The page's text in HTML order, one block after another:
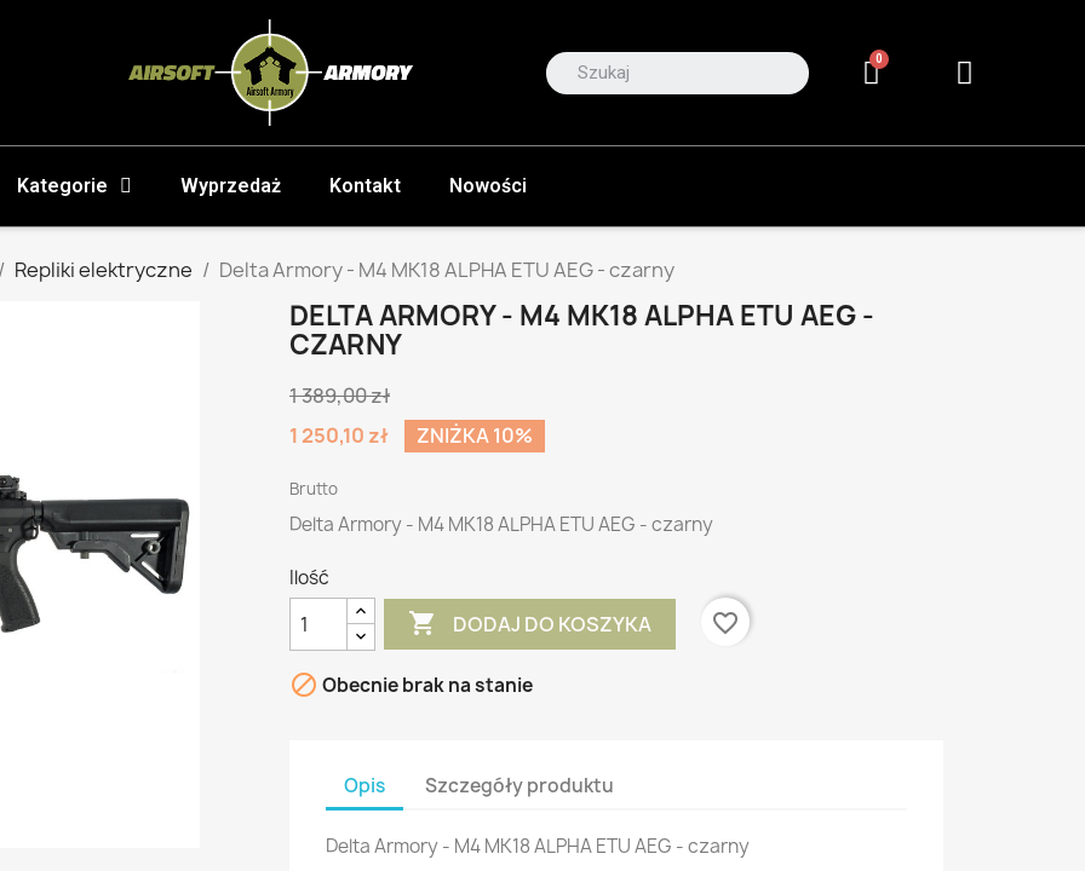
Kategorie Wyprzedaż Kontakt Nowości
Repliki elektryczne Delta Armory - M4 MK18 ALPHA ETU AEG - czarny
DELTA ARMORY - M4 MK18 ALPHA ETU AEG -
CZARNY
1 389,00 zł
1 250,10 zł
ZNIŻKA 10%
Brutto
Delta Armory - M4 MK18 ALPHA ETU AEG - czarny
Ilość
 DODAJ DO KOSZYKA favorite_border
 Obecnie brak na stanie
Opis Szczegóły produktu
Delta Armory - M4 MK18 ALPHA ETU AEG - czarny